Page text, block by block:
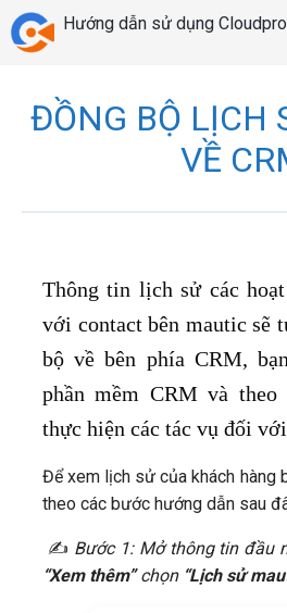
Chuyển
tới
dung
Hướng dẫn sử dụng
ĐỒNG BỘ LỊCH
VỀ
Thông tin lịch sử các
với contact bên mautic sẽ
bộ về bên phía CRM,
phần mềm CRM và
thực hiện các tác vụ đối
Để xem lịch sử của khách hàng
theo các bước hướng dẫn sau
​ ✍ Bước 1: Mở thông tin đầu
“Xem thêm” chọn “Lịch sử